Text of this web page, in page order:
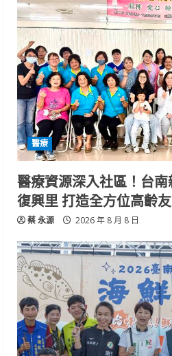
醫療
醫療資源深入社區！台
復興里 打造全方位高齡
蔡 永源 2026 年 8 月 8 日